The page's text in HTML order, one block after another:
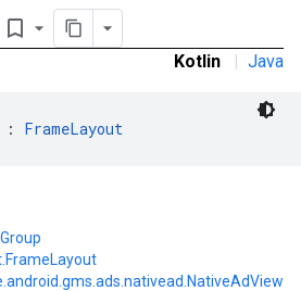
bookmark_border
Kotlin | Java
: FrameLayout